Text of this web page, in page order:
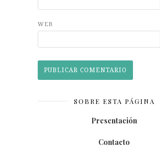
WEB
SOBRE ESTA PÁGINA
Presentación
Contacto